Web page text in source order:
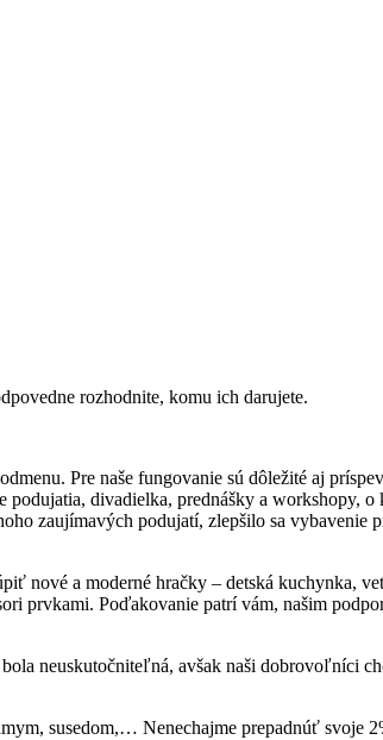
rozhodnite, komu ich darujete.
Pre naše fungovanie sú dôležité aj
divadielka, prednášky a workshopy,
zaujímavých podujatí, zlepšilo sa vybavenie
nové a moderné hračky – detská kuchynka,
prvkami. Poďakovanie patrí vám, našim
neuskutočniteľná, avšak naši dobrovoľníci
susedom,… Nenechajme prepadnúť svoje